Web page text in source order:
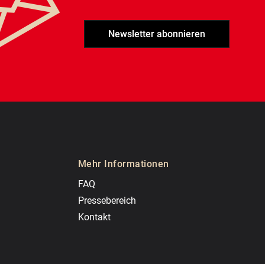
Newsletter abonnieren
Mehr Informationen
FAQ
Pressebereich
Kontakt